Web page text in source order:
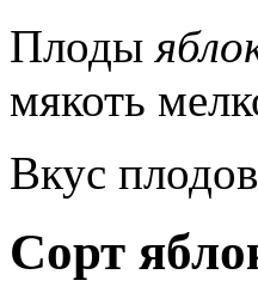
Плоды
мякоть
Вкус
Сорт